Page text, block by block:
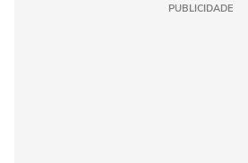
PUBLICIDADE